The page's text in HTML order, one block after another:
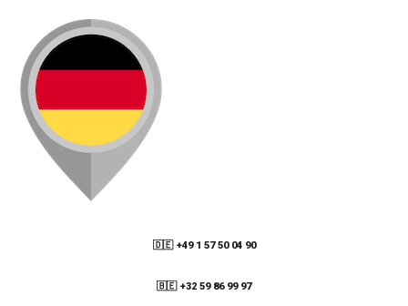
🇩🇪 +49 1 57 50 04 90
🇧🇪 +32 59 86 99 97